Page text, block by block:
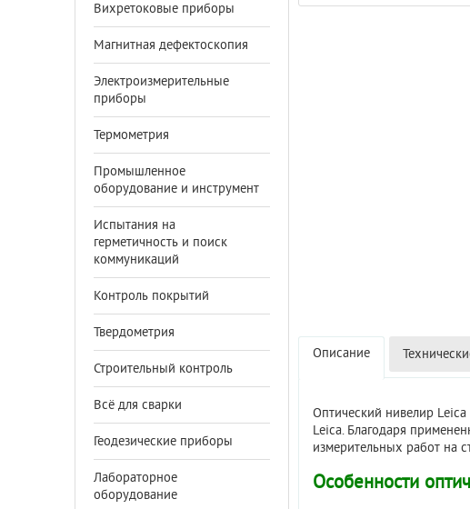
Вихретоковые приборы
Магнитная дефектоскопия
Электроизмерительные
приборы
Термометрия
Промышленное
оборудование и инструмент
Испытания на
герметичность и поиск
коммуникаций
Контроль покрытий
Твердометрия
Строительный контроль
Всё для сварки
Геодезические приборы
Лабораторное
оборудование
Описание
Оптический нивелир
Leica. Благодаря
измерительных работ на
Особенности